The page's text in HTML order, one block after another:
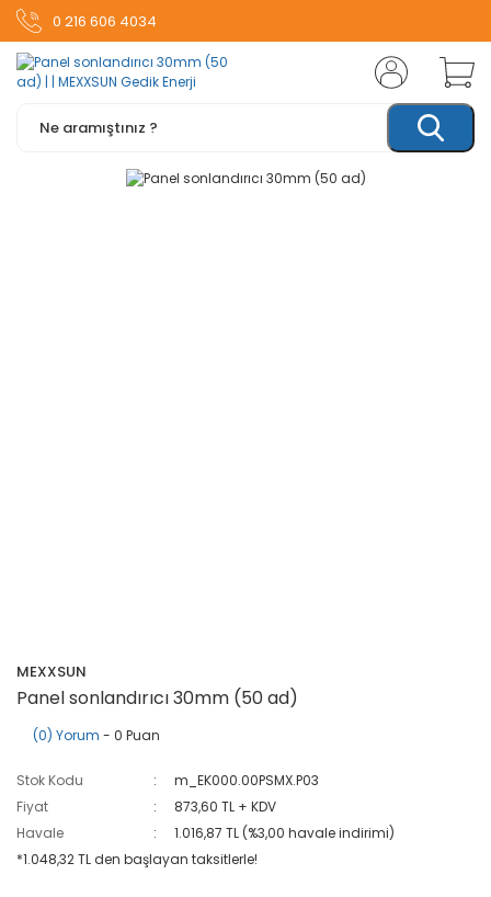
0 216 606 4034
MEXXSUN
Panel sonlandırıcı 30mm (50 ad)
(0) Yorum - 0 Puan
Stok Kodu
m_EK000.00PSMX.P03
Fiyat
873,60 TL + KDV
Havale
1.016,87 TL (%3,00 havale indirimi)
*1.048,32 TL den başlayan taksitlerle!